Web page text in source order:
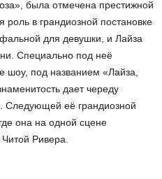
была отмечена престижной
в грандиозной постановке
для девушки, и Лайза
Специально под неё
шоу, под названием «Лайза,
дает череду
Следующей её грандиозной
она на одной сцене
Ривера.